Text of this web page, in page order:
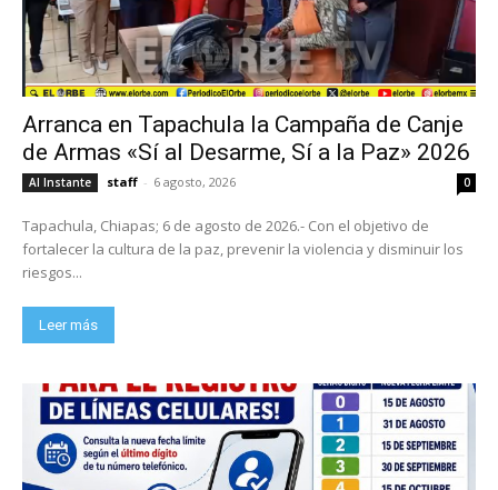
Arranca en Tapachula la Campaña de Canje
de Armas «Sí al Desarme, Sí a la Paz» 2026
Al Instante staff - 6 agosto, 2026 0
Tapachula, Chiapas; 6 de agosto de 2026.- Con el objetivo de
fortalecer la cultura de la paz, prevenir la violencia y disminuir los
riesgos...
Leer más